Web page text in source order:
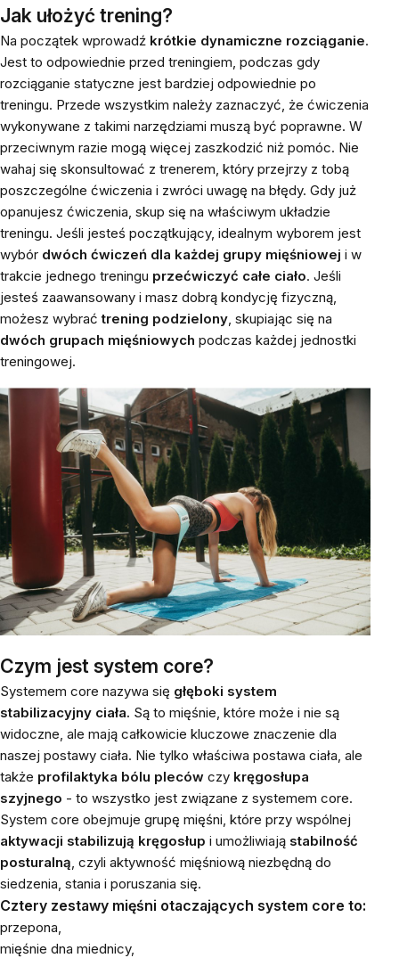
Jak ułożyć trening?
Na początek wprowadź krótkie dynamiczne rozciąganie.
Jest to odpowiednie przed treningiem, podczas gdy
rozciąganie statyczne jest bardziej odpowiednie po
treningu. Przede wszystkim należy zaznaczyć, że ćwiczenia
wykonywane z takimi narzędziami muszą być poprawne. W
przeciwnym razie mogą więcej zaszkodzić niż pomóc. Nie
wahaj się skonsultować z trenerem, który przejrzy z tobą
poszczególne ćwiczenia i zwróci uwagę na błędy. Gdy już
opanujesz ćwiczenia, skup się na właściwym układzie
treningu. Jeśli jesteś początkujący, idealnym wyborem jest
wybór dwóch ćwiczeń dla każdej grupy mięśniowej i w
trakcie jednego treningu przećwiczyć całe ciało. Jeśli
jesteś zaawansowany i masz dobrą kondycję fizyczną,
możesz wybrać trening podzielony, skupiając się na
dwóch grupach mięśniowych podczas każdej jednostki
treningowej.
Czym jest system core?
Systemem core nazywa się głęboki system
stabilizacyjny ciała. Są to mięśnie, które może i nie są
widoczne, ale mają całkowicie kluczowe znaczenie dla
naszej postawy ciała. Nie tylko właściwa postawa ciała, ale
także profilaktyka bólu pleców czy kręgosłupa
szyjnego - to wszystko jest związane z systemem core.
System core obejmuje grupę mięśni, które przy wspólnej
aktywacji stabilizują kręgosłup i umożliwiają stabilność
posturalną, czyli aktywność mięśniową niezbędną do
siedzenia, stania i poruszania się.
Cztery zestawy mięśni otaczających system core to:
przepona,
mięśnie dna miednicy,